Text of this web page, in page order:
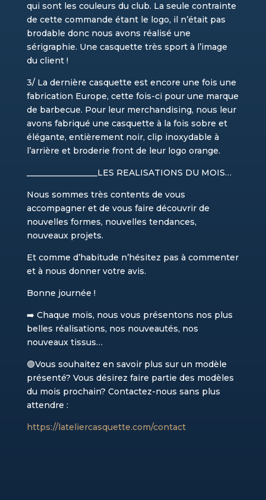
qui sont les couleurs du club. La seule contrainte
de cette commande étant le logo, il n’était pas
brodable donc nous avons réalisé une
sérigraphie. Une casquette très sport à l’image
du client !
3/ La dernière casquette est encore une fois une
fabrication Europe, cette fois-ci pour une marque
de barbecue. Pour leur merchandising, nous leur
avons fabriqué une casquette à la fois sobre et
élégante, entièrement noir, clip inoxydable à
l’arrière et broderie front de leur logo orange.
_________________LES REALISATIONS DU MOIS…
Nous sommes très contents de vous
accompagner et de vous faire découvrir de
nouvelles formes, nouvelles tendances,
nouveaux projets.
Et comme d’habitude n’hésitez pas à commenter
et à nous donner votre avis.
Bonne journée !
➡️ Chaque mois, nous vous présentons nos plus
belles réalisations, nos nouveautés, nos
nouveaux tissus…
🟢Vous souhaitez en savoir plus sur un modèle
présenté? Vous désirez faire partie des modèles
du mois prochain? Contactez-nous sans plus
attendre :
https://lateliercasquette.com/contact​​